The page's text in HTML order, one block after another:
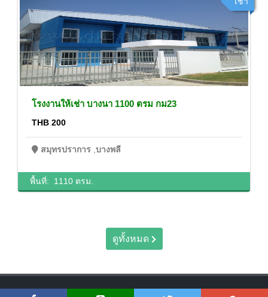
โรงงานให้เช่า บางนา 1100 ตรม กม23
THB 200
สมุทรปราการ ,บางพลี
พื้นที่: 1110 ตรม.
ดูทั้งหมด
Copyright © 2018 Dfirst Asset | www.dfirstasset.com